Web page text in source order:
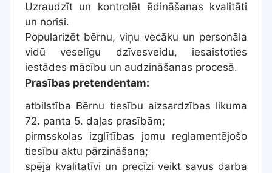
Uzraudzīt un kontrolēt ēdināšanas kvalitāti
un norisi.
Popularizēt bērnu, viņu vecāku un personāla
vidū veselīgu dzīvesveidu, iesaistoties
iestādes mācību un audzināšanas procesā.
Prasības pretendentam:
atbilstība Bērnu tiesību aizsardzības likuma
72. panta 5. daļas prasībām;
pirmsskolas izglītības jomu reglamentējošo
tiesību aktu pārzināšana;
spēja kvalitatīvi un precīzi veikt savus darba